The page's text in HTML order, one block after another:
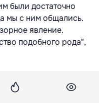
были достаточно
мы с ним общались.
явление.
подобного рода",
день-полтора"